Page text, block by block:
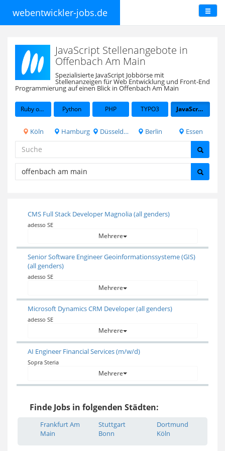
webentwickler-jobs.de
JavaScript Stellenangebote in
Offenbach Am Main
Spezialisierte JavaScript Jobbörse mit
Stellenanzeigen für Web Entwicklung und Front-End
Programmierung auf einen Blick in Offenbach Am Main
Ruby on Rails Python PHP TYPO3 JavaScript
Köln Hamburg Düsseldorf Berlin Essen
CMS Full Stack Developer Magnolia (all genders)
adesso SE
Mehrere
Senior Software Engineer Geoinformationssysteme (GIS)
(all genders)
adesso SE
Mehrere
Microsoft Dynamics CRM Developer (all genders)
adesso SE
Mehrere
AI Engineer Financial Services (m/w/d)
Sopra Steria
Mehrere
Finde Jobs in folgenden Städten:
Frankfurt Am
Main
Stuttgart
Bonn
Dortmund
Köln